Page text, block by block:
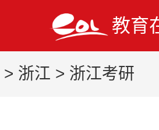
教育
> 浙江 > 浙江考研